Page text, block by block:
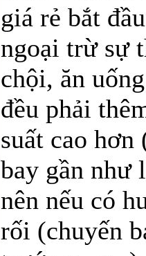
giá rẻ bắt
ngoại trừ sự
chội, ăn
đều phải
suất cao
bay gần như
nên nếu có
rối (chuyến